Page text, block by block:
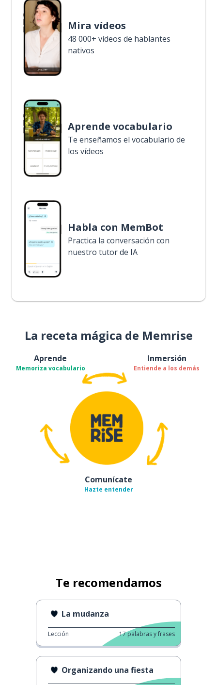
Mira vídeos
48 000+ vídeos de hablantes
nativos
Aprende vocabulario
Te enseñamos el vocabulario de
los vídeos
Habla con MemBot
Practica la conversación con
nuestro tutor de IA
La receta mágica de Memrise
Aprende
Memoriza vocabulario
Inmersión
Entiende a los demás
Comunícate
Hazte entender
Te recomendamos
La mudanza
Lección 17palabras y frases
Organizando una fiesta